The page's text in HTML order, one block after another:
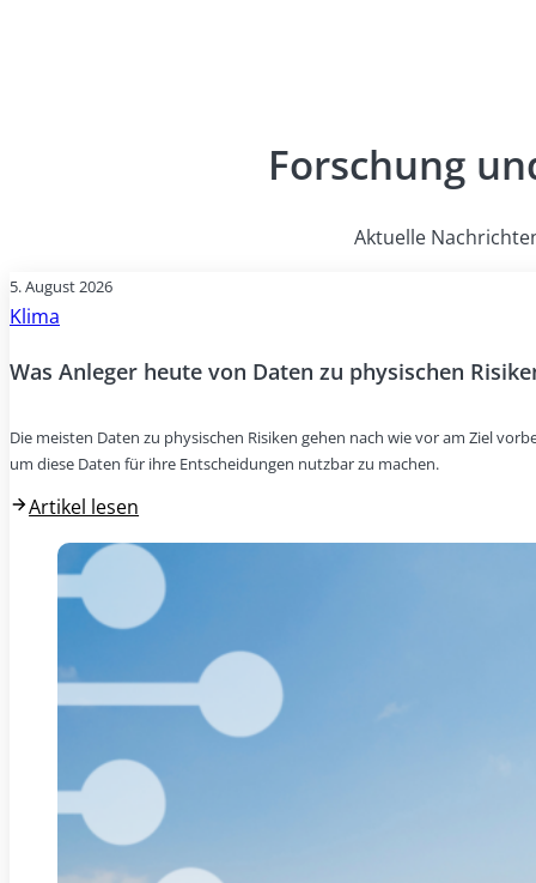
Forschung
Aktuelle
5. August 2026
Klima
Was Anleger heute von Daten zu physischen
Die meisten Daten zu physischen Risiken gehen nach wie vor am Ziel
um diese Daten für ihre Entscheidungen nutzbar zu machen.
Artikel lesen